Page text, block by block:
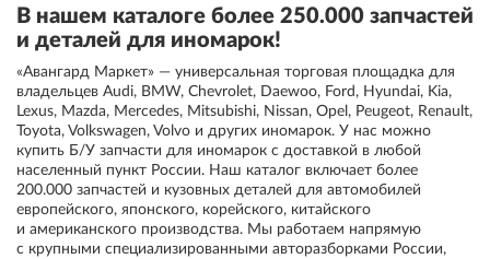
В нашем каталоге более 250.000 запчастей
и деталей для иномарок!
«Авангард Маркет» — универсальная торговая площадка для
владельцев Audi, BMW, Chevrolet, Daewoo, Ford, Hyundai, Kia,
Lexus, Mazda, Mercedes, Mitsubishi, Nissan, Opel, Peugeot, Renault,
Toyota, Volkswagen, Volvo и других иномарок. У нас можно
купить Б/У запчасти для иномарок с доставкой в любой
населенный пункт России. Наш каталог включает более
200.000 запчастей и кузовных деталей для автомобилей
европейского, японского, корейского, китайского
и американского производства. Мы работаем напрямую
с крупными специализированными авторазборками России,